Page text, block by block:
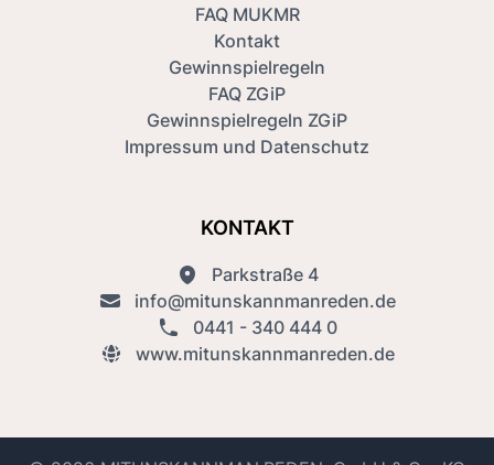
FAQ MUKMR
Kontakt
Gewinnspielregeln
FAQ ZGiP
Gewinnspielregeln ZGiP
Impressum und Datenschutz
KONTAKT
Parkstraße 4
info@mitunskannmanreden.de
0441 - 340 444 0
www.mitunskannmanreden.de